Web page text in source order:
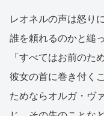
レオネルの声は怒り
誰を頼れるのかと縋
「すべてはお前のた
彼女の首に巻き付く
ためならオルガ・ヴ